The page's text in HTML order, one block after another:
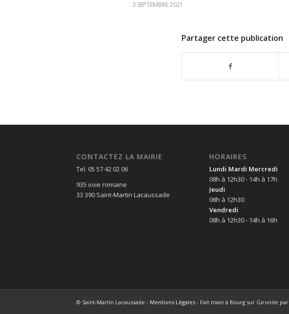
3 SEPTEMBRE 2021
Partager cette publication
CONTACTEZ LA MAIRIE
Tel. 05 57 42 02 06
935 voie romaine
33 390 Saint-Martin Lacaussade
HORAIRES
Lundi Mardi Mercredi
08h à 12h30 - 14h à 17h
Jeudi
08h à 12h30
Vendredi
08h à 12h30 - 14h à 16h
© Saint-Martin Lacaussade - Mentions Légales - Fait main à Bourg sur Gironde par